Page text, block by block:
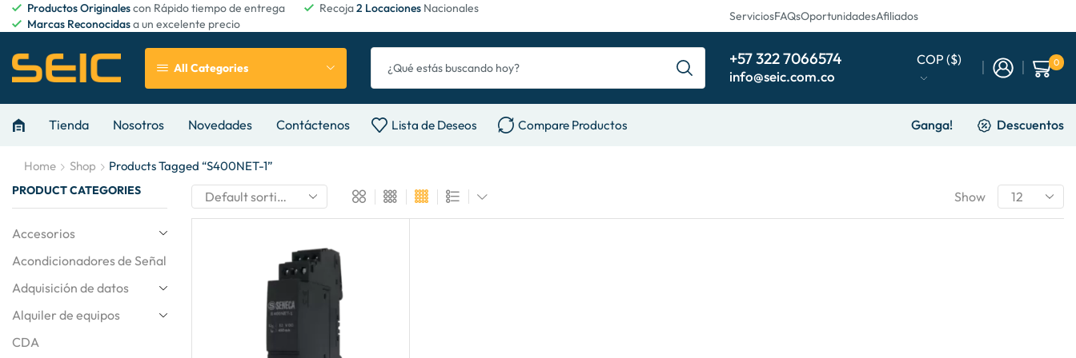
Productos Originalescon Rápido tiempo de entrega Recoja2 Locaciones Nacionales
Marcas Reconocidasa un excelente precio
ServiciosFAQsOportunidadesAfiliados
All Categories +57 322 7066574
info@seic.com.co
COP ($) 0
Tienda Nosotros Novedades Contáctenos Lista de Deseos Compare Productos Ganga! Descuentos
Home Shop Products Tagged “S400NET-1”
Show
PRODUCT CATEGORIES
Accesorios
Acondicionadores de Señal
Adquisición de datos
Alquiler de equipos
CDA